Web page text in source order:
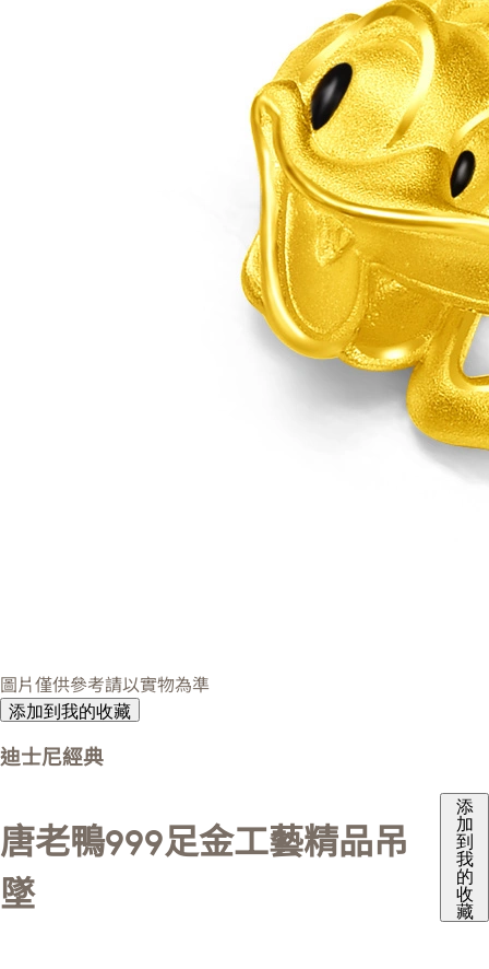
圖片僅供參考請以實物為準
添加到我的收藏
迪士尼經典
唐老鴨999足金工藝精品吊
墜
添
加
到
我
的
收
藏